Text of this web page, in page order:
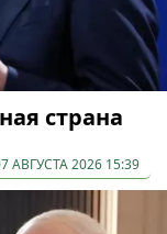
страна
АВГУСТА 2026 15:39